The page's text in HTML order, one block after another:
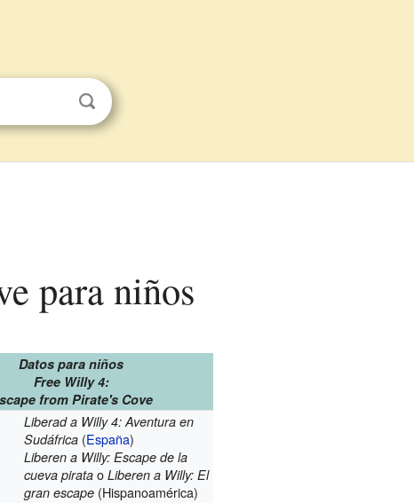
para niños
Datos para niños
Free Willy 4:
from Pirate's Cove
Liberad a Willy 4: Aventura en
Sudáfrica (España)
Liberen a Willy: Escape de la
cueva pirata oLiberen a Willy: El
gran escape (Hispanoamérica)